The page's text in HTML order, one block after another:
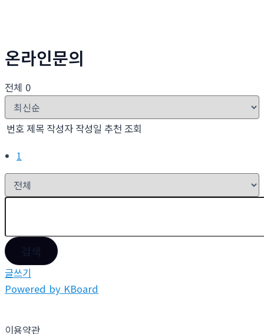
온라인문의
전체 0
번호제목 작성자 작성일 추천 조회
1
글쓰기
Powered by KBoard
이용약관